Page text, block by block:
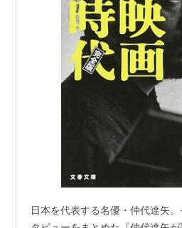
日本を代表する名優・仲代達矢